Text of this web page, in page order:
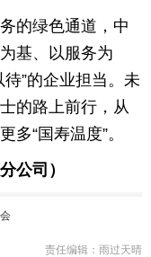
的绿色通道，中
基、以服务为
”的企业担当。未
的路上前行，从
“国寿温度”。
公司）
责任编辑：雨过天晴